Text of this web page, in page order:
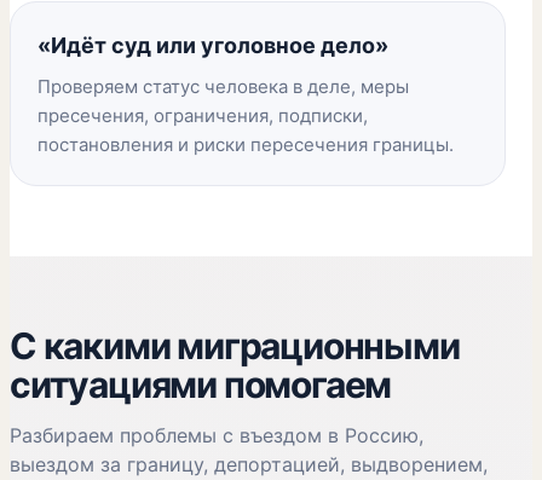
«Идёт суд или уголовное дело»
Проверяем статус человека в деле, меры
пресечения, ограничения, подписки,
постановления и риски пересечения границы.
С какими миграционными
ситуациями помогаем
Разбираем проблемы с въездом в Россию,
выездом за границу, депортацией, выдворением,